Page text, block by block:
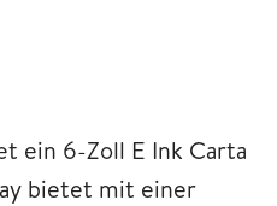
ein 6-Zoll E Ink Carta
bietet mit einer